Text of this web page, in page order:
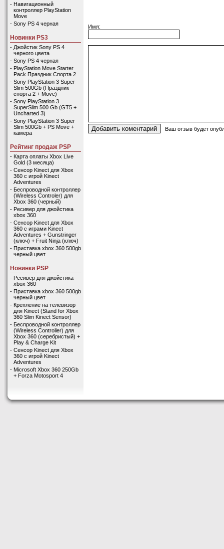
- Навигационный
контроллер PlayStation
Move
- Sony PS 4 черная
Новинки PS3
- Джойстик Sony PS 4
черного цвета
- Sony PS 4 черная
- PlayStation Move Starter
Pack Праздник Спорта 2
- Sony PlayStation 3 Super
Slim 500Gb (Праздник
спорта 2 + Move)
- Sony PlayStation 3
SuperSlim 500 Gb (GT5 +
Uncharted 3)
- Sony PlayStation 3 Super
Slim 500Gb + PS Move +
камера
Рейтинг продаж PSP
- Карта оплаты Xbox Live
Gold (3 месяца)
- Сенсор Kinect для Xbox
360 с игрой Kinect
Adventures
- Беспроводной контроллер
(Wireless Controler) для
Xbox 360 (черный)
- Ресивер для джойстика
xbox 360
- Сенсор Kinect для Xbox
360 с играми Kinect
Adventures + Gunstringer
(ключ) + Fruit Ninja (ключ)
- Приставка xbox 360 500gb
черный цвет
Новинки PSP
- Ресивер для джойстика
xbox 360
- Приставка xbox 360 500gb
черный цвет
- Крепление на телевизор
для Kinect (Stand for Xbox
360 Slim Kinect Sensor)
- Беспроводной контроллер
(Wireless Controller) для
Xbox 360 (серебристый) +
Play & Charge Kit
- Сенсор Kinect для Xbox
360 с игрой Kinect
Adventures
- Microsoft Xbox 360 250Gb
+ Forza Motosport 4
Имя:
Ваш отзыв будет